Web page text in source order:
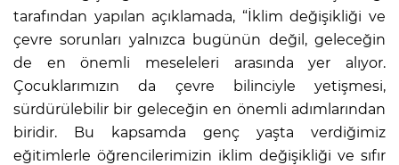
tarafından yapılan açıklamada, “İklim değişikliği ve
çevre sorunları yalnızca bugünün değil, geleceğin
de en önemli meseleleri arasında yer alıyor.
Çocuklarımızın da çevre bilinciyle yetişmesi,
sürdürülebilir bir geleceğin en önemli adımlarından
biridir. Bu kapsamda genç yaşta verdiğimiz
eğitimlerle öğrencilerimizin iklim değişikliği ve sıfır